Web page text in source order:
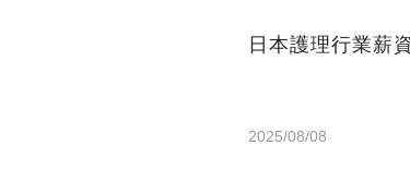
日本護理行業薪
2025/08/08